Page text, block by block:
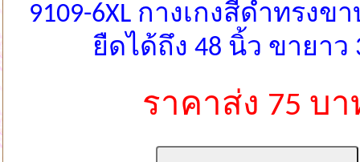
9109-6XL กางเกงสีดำทรงข
ยืดได้ถึง 48 นิ้ว ขายาว
ราคาส่ง 75 บา